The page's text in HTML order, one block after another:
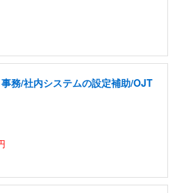
務/社内システムの設定補助/OJT